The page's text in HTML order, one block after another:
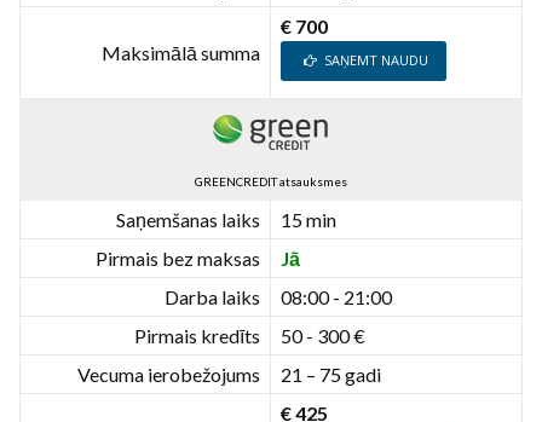
Maksimālā summa
€ 700
SAŅEMT NAUDU
GREENCREDIT atsauksmes
Saņemšanas laiks
15 min
Pirmais bez maksas
Jā
Darba laiks
08:00 - 21:00
Pirmais kredīts
50 - 300 €
Vecuma ierobežojums
21 – 75 gadi
€ 425